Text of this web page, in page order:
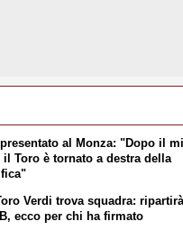
al Monza: "Dopo il
il Toro è tornato a destra della
Verdi trova squadra: ripartirà
ecco per chi ha firmato